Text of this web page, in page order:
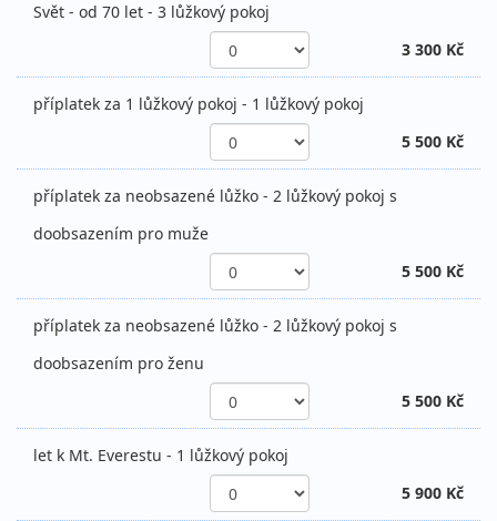
Svět - od 70 let - 3 lůžkový pokoj
3 300 Kč
příplatek za 1 lůžkový pokoj - 1 lůžkový pokoj
5 500 Kč
příplatek za neobsazené lůžko - 2 lůžkový pokoj s
doobsazením pro muže
5 500 Kč
příplatek za neobsazené lůžko - 2 lůžkový pokoj s
doobsazením pro ženu
5 500 Kč
let k Mt. Everestu - 1 lůžkový pokoj
5 900 Kč